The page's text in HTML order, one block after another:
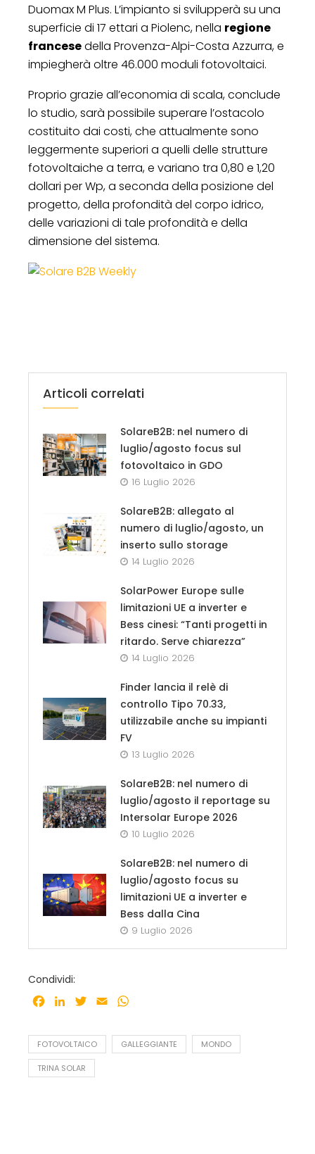
Duomax M Plus. L’impianto si svilupperà su una
superficie di 17 ettari a Piolenc, nella regione
francesedella Provenza-Alpi-Costa Azzurra, e
impiegherà oltre 46.000 moduli fotovoltaici.
Proprio grazie all’economia di scala, conclude
lo studio, sarà possibile superare l’ostacolo
costituito dai costi, che attualmente sono
leggermente superiori a quelli delle strutture
fotovoltaiche a terra, e variano tra 0,80 e 1,20
dollari per Wp, a seconda della posizione del
progetto, della profondità del corpo idrico,
delle variazioni di tale profondità e della
dimensione del sistema.
Articoli correlati
SolareB2B: nel numero di
luglio/agosto focus sul
fotovoltaico in GDO
16 Luglio 2026
SolareB2B: allegato al
numero di luglio/agosto, un
inserto sullo storage
14 Luglio 2026
SolarPower Europe sulle
limitazioni UE a inverter e
Bess cinesi: “Tanti progetti in
ritardo. Serve chiarezza”
14 Luglio 2026
Finder lancia il relè di
controllo Tipo 70.33,
utilizzabile anche su impianti
FV
13 Luglio 2026
SolareB2B: nel numero di
luglio/agosto il reportage su
Intersolar Europe 2026
10 Luglio 2026
SolareB2B: nel numero di
luglio/agosto focus su
limitazioni UE a inverter e
Bess dalla Cina
9 Luglio 2026
Condividi:
Facebook
LinkedInTwitter
Email
FOTOVOLTAICO GALLEGGIANTE MONDO
TRINA SOLAR